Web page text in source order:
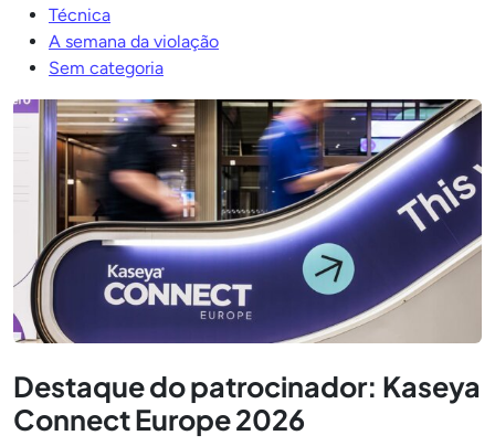
Técnica
A semana da violação
Sem categoria
Destaque do patrocinador: Kaseya
Connect Europe 2026